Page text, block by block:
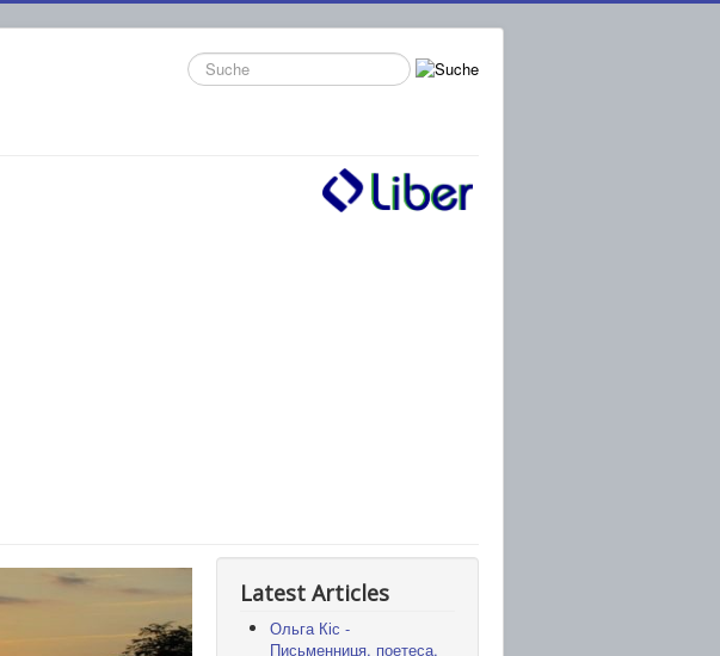
Suche
Latest Articles
Ольга Кіс -
Письменниця, поетеса,